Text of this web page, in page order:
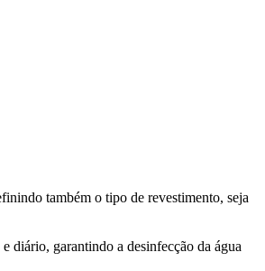
também o tipo de revestimento, seja
diário, garantindo a desinfecção da água